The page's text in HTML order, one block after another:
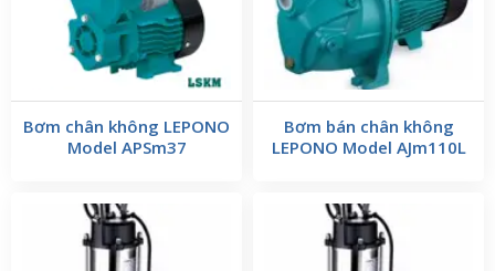
Bơm chân không LEPONO
Model APSm37
Bơm bán chân không
LEPONO Model AJm110L